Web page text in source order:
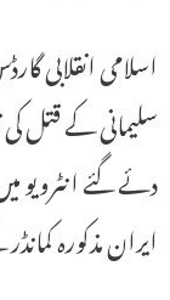
اسلامی انقلابی
سلیمانی کے قتل
دئے گئے انٹرویو
ایران مذکورہ